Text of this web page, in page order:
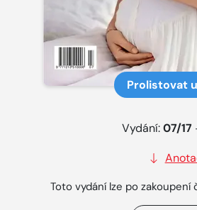
Prolistovat
Vydání:07/17
Toto vydání lze po